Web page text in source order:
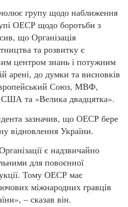
групу щодо наближення
ОЕСР щодо боротьби з
що Організація
та розвитку є
центром знань і потужним
арені, до думки та висновків
Союз, МВФ,
та «Велика двадцятка».
зазначив, що ОЕСР бере
відновлення України.
є надзвичайно
для повоєнної
Тому ОЕСР має
міжнародних гравців
– сказав він.